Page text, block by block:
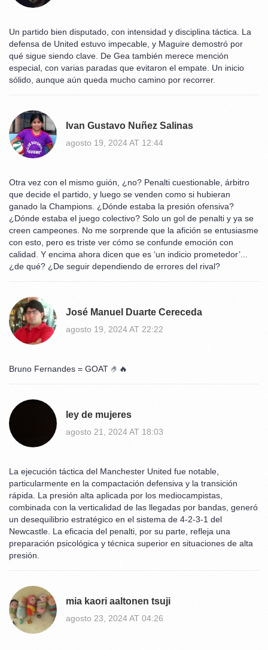
Un partido bien disputado, con intensidad y disciplina táctica. La
defensa de United estuvo impecable, y Maguire demostró por
qué sigue siendo clave. De Gea también merece mención
especial, con varias paradas que evitaron el empate. Un inicio
sólido, aunque aún queda mucho camino por recorrer.
Ivan Gustavo Nuñez Salinas
agosto 19, 2024 AT 12:44
Otra vez con el mismo guión, ¿no? Penalti cuestionable, árbitro
que decide el partido, y luego se venden como si hubieran
ganado la Champions. ¿Dónde estaba la presión ofensiva?
¿Dónde estaba el juego colectivo? Solo un gol de penalti y ya se
creen campeones. No me sorprende que la afición se entusiasme
con esto, pero es triste ver cómo se confunde emoción con
calidad. Y encima ahora dicen que es ‘un indicio prometedor’...
¿de qué? ¿De seguir dependiendo de errores del rival?
José Manuel Duarte Cereceda
agosto 19, 2024 AT 22:22
Bruno Fernandes = GOAT 🤌🔥
ley de mujeres
agosto 21, 2024 AT 18:03
La ejecución táctica del Manchester United fue notable,
particularmente en la compactación defensiva y la transición
rápida. La presión alta aplicada por los mediocampistas,
combinada con la verticalidad de las llegadas por bandas, generó
un desequilibrio estratégico en el sistema de 4-2-3-1 del
Newcastle. La eficacia del penalti, por su parte, refleja una
preparación psicológica y técnica superior en situaciones de alta
presión.
mia kaori aaltonen tsuji
agosto 23, 2024 AT 04:26